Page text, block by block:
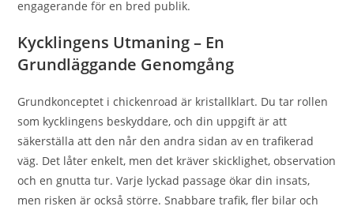
engagerande för en bred publik.
Kycklingens Utmaning – En
Grundläggande Genomgång
Grundkonceptet i chickenroad är kristallklart. Du tar rollen
som kycklingens beskyddare, och din uppgift är att
säkerställa att den når den andra sidan av en trafikerad
väg. Det låter enkelt, men det kräver skicklighet, observation
och en gnutta tur. Varje lyckad passage ökar din insats,
men risken är också större. Snabbare trafik, fler bilar och